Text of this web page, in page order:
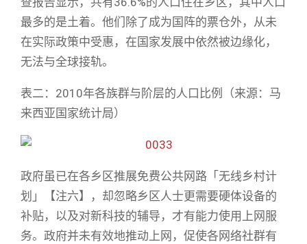
最多的是土着。他们除了成为国阵的票仓外，从未
在实际政策中受惠，在国家发展中依然被边缘化，
无法与全球接轨。
表二：2010年各族群与阶层的人口比例（来源：马
来西亚国家统计局）
政府虽已在各乡区推展免费公共网路「无线乡村计
划」【注六】，却忽略乡区人士更需要硬体设备的
补贴，以及对新科技的辅导，才有能力使用上网服
务。政府并未有效地推动上网，促使各网络社群有